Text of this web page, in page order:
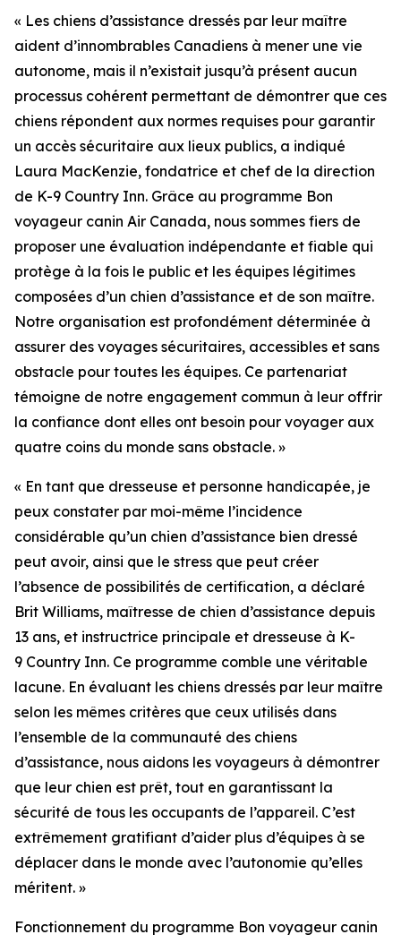
« Les chiens d’assistance dressés par leur maître
aident d’innombrables Canadiens à mener une vie
autonome, mais il n’existait jusqu’à présent aucun
processus cohérent permettant de démontrer que ces
chiens répondent aux normes requises pour garantir
un accès sécuritaire aux lieux publics, a indiqué
Laura MacKenzie, fondatrice et chef de la direction
de K-9 Country Inn. Grâce au programme Bon
voyageur canin Air Canada, nous sommes fiers de
proposer une évaluation indépendante et fiable qui
protège à la fois le public et les équipes légitimes
composées d’un chien d’assistance et de son maître.
Notre organisation est profondément déterminée à
assurer des voyages sécuritaires, accessibles et sans
obstacle pour toutes les équipes. Ce partenariat
témoigne de notre engagement commun à leur offrir
la confiance dont elles ont besoin pour voyager aux
quatre coins du monde sans obstacle. »
« En tant que dresseuse et personne handicapée, je
peux constater par moi-même l’incidence
considérable qu’un chien d’assistance bien dressé
peut avoir, ainsi que le stress que peut créer
l’absence de possibilités de certification, a déclaré
Brit Williams, maîtresse de chien d’assistance depuis
13 ans, et instructrice principale et dresseuse à K-
9 Country Inn. Ce programme comble une véritable
lacune. En évaluant les chiens dressés par leur maître
selon les mêmes critères que ceux utilisés dans
l’ensemble de la communauté des chiens
d’assistance, nous aidons les voyageurs à démontrer
que leur chien est prêt, tout en garantissant la
sécurité de tous les occupants de l’appareil. C’est
extrêmement gratifiant d’aider plus d’équipes à se
déplacer dans le monde avec l’autonomie qu’elles
méritent. »
Fonctionnement du programme Bon voyageur canin